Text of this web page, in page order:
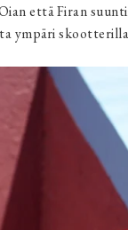
että Firan
ympäri